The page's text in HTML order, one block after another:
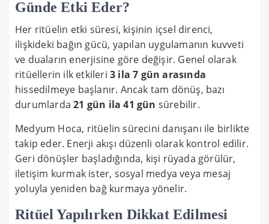
Günde Etki Eder?
Her ritüelin etki süresi, kişinin içsel direnci,
ilişkideki bağın gücü, yapılan uygulamanın kuvveti
ve duaların enerjisine göre değişir. Genel olarak
ritüellerin ilk etkileri 3 ila 7 gün arasında
hissedilmeye başlanır. Ancak tam dönüş, bazı
durumlarda21 gün ila 41 gün sürebilir.
Medyum Hoca, ritüelin sürecini danışanı ile birlikte
takip eder. Enerji akışı düzenli olarak kontrol edilir.
Geri dönüşler başladığında, kişi rüyada görülür,
iletişim kurmak ister, sosyal medya veya mesaj
yoluyla yeniden bağ kurmaya yönelir.
Ritüel Yapılırken Dikkat Edilmesi